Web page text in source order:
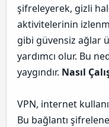
şifreleyerek, gizli
aktivitelerinin
gibi güvensiz ağlar
yardımcı olur. Bu
yaygındır. Nasıl
VPN, internet
Bu bağlantı